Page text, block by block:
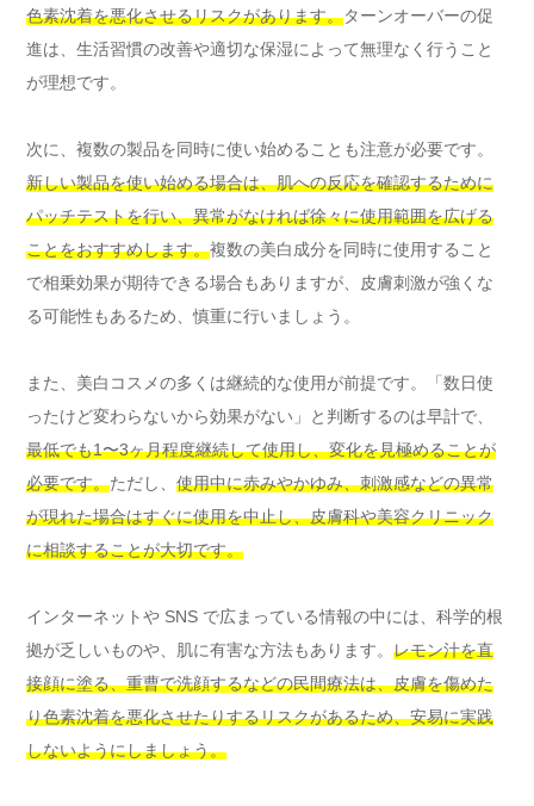
色素沈着を悪化させるリスクがあります。ターンオーバーの促
進は、生活習慣の改善や適切な保湿によって無理なく行うこと
が理想です。
次に、複数の製品を同時に使い始めることも注意が必要です。
新しい製品を使い始める場合は、肌への反応を確認するために
パッチテストを行い、異常がなければ徐々に使用範囲を広げる
ことをおすすめします。複数の美白成分を同時に使用すること
で相乗効果が期待できる場合もありますが、皮膚刺激が強くな
る可能性もあるため、慎重に行いましょう。
また、美白コスメの多くは継続的な使用が前提です。「数日使
ったけど変わらないから効果がない」と判断するのは早計で、
最低でも1〜3ヶ月程度継続して使用し、変化を見極めることが
必要です。ただし、 使用中に赤みやかゆみ、刺激感などの異常
が現れた場合はすぐに使用を中止し、皮膚科や美容クリニック
に相談することが大切です。
インターネットや SNS で広まっている情報の中には、科学的根
拠が乏しいものや、肌に有害な方法もあります。 レモン汁を直
接顔に塗る、重曹で洗顔するなどの民間療法は、皮膚を傷めた
り色素沈着を悪化させたりするリスクがあるため、安易に実践
しないようにしましょう。